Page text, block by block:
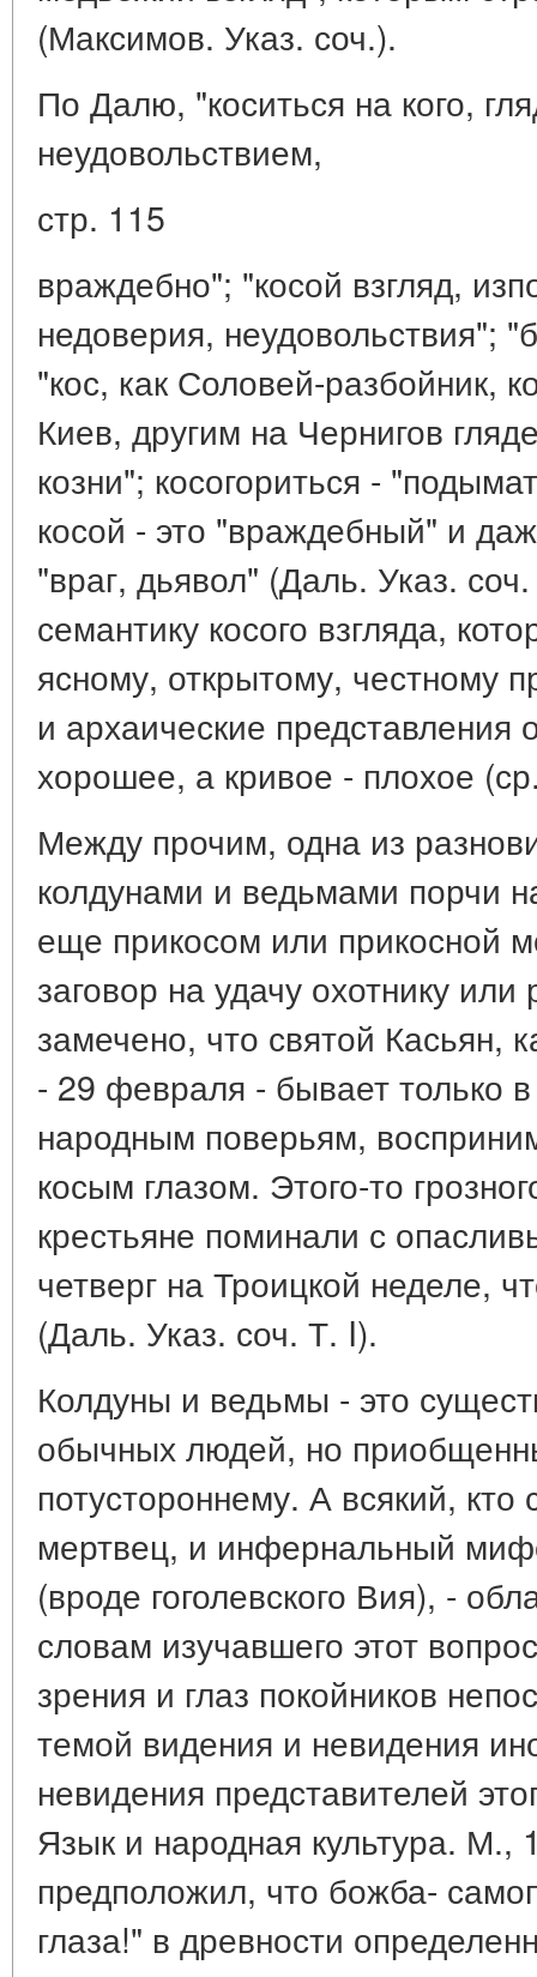
(Максимов. Указ. соч.).
По Далю, "коситься на кого,
неудовольствием,
стр. 115
враждебно"; "косой взгляд,
недоверия, неудовольствия";
"кос, как Соловей-разбойник,
Киев, другим на Чернигов
козни"; косогориться -
косой - это "враждебный" и
"враг, дьявол" (Даль. Указ.
семантику косого взгляда,
ясному, открытому, честному
и архаические представления
хорошее, а кривое - плохое
Между прочим, одна из
колдунами и ведьмами порчи
еще прикосом или прикосной
заговор на удачу охотнику
замечено, что святой Касьян,
- 29 февраля - бывает только
народным поверьям,
косым глазом. Этого-то
крестьяне поминали с
четверг на Троицкой неделе,
(Даль. Указ. соч. Т. I).
Колдуны и ведьмы - это
обычных людей, но
потустороннему. А всякий,
мертвец, и инфернальный
(вроде гоголевского Вия), -
словам изучавшего этот
зрения и глаз покойников
темой видения и невидения
невидения представителей
Язык и народная культура. М.,
предположил, что божба-
глаза!" в древности